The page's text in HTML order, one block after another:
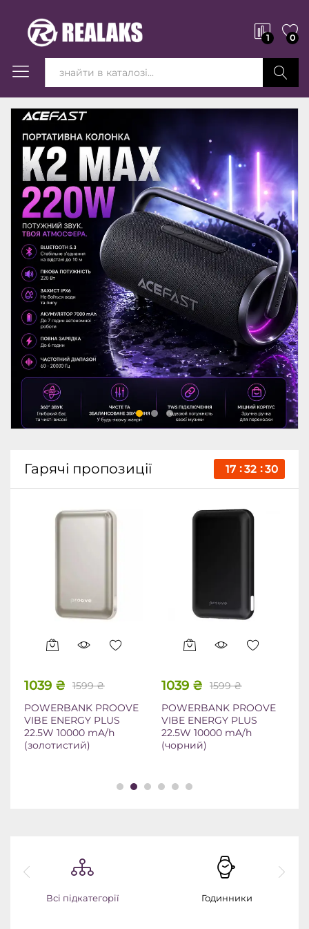
1 0
Вперед!
Гарячі пропозиції 17 32 29
1039 ₴ 1599₴
POWERBANK PROOVE
VIBE ENERGY PLUS
22.5W 10000 mA/h
(золотистий)
1039 ₴ 1599₴
POWERBANK PROOVE
VIBE ENERGY PLUS
22.5W 10000 mA/h
(чорний)
Всі підкатегорії Годинники